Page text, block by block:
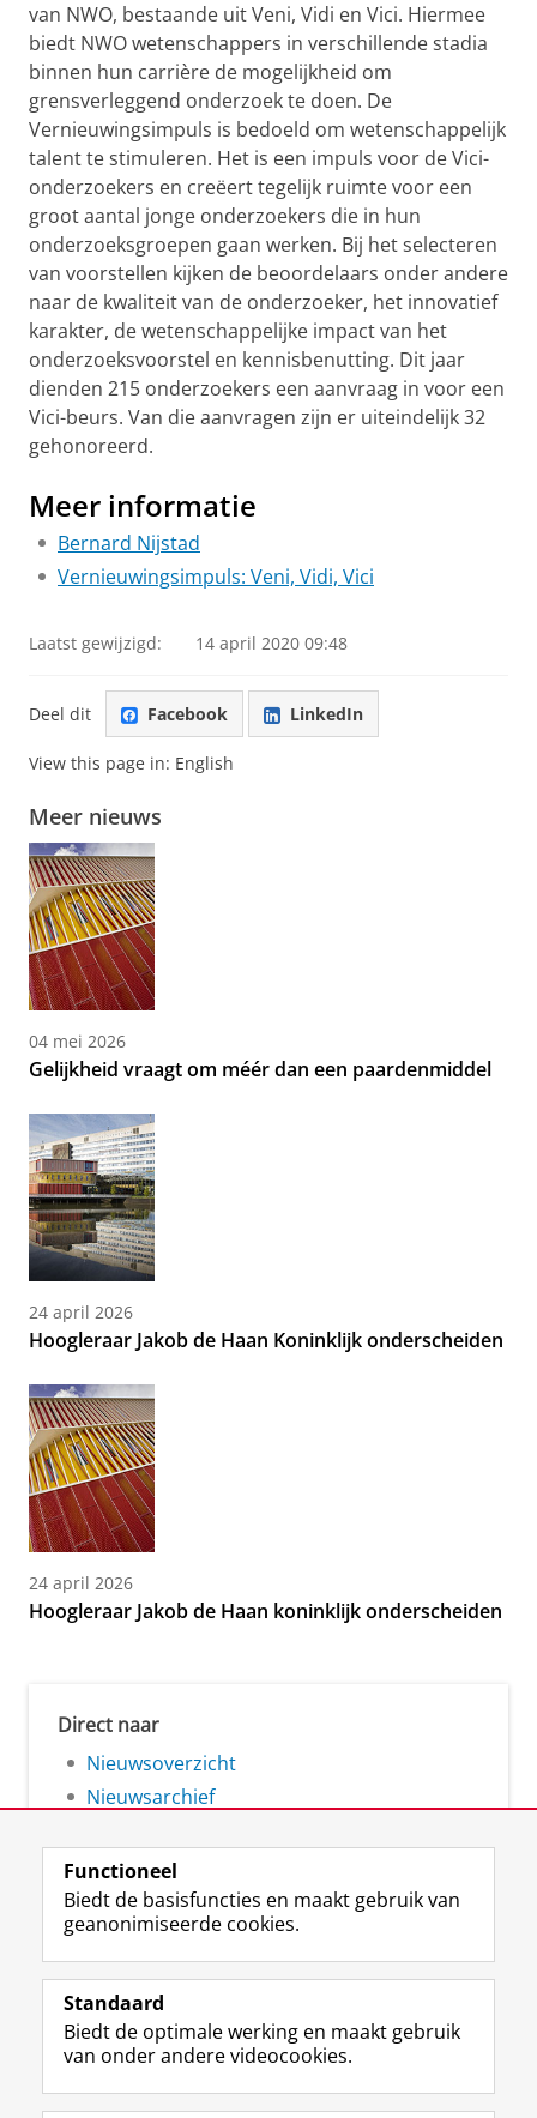
van NWO, bestaande uit Veni, Vidi en Vici. Hiermee
biedt NWO wetenschappers in verschillende stadia
binnen hun carrière de mogelijkheid om
grensverleggend onderzoek te doen. De
Vernieuwingsimpuls is bedoeld om wetenschappelijk
talent te stimuleren. Het is een impuls voor de Vici-
onderzoekers en creëert tegelijk ruimte voor een
groot aantal jonge onderzoekers die in hun
onderzoeksgroepen gaan werken. Bij het selecteren
van voorstellen kijken de beoordelaars onder andere
naar de kwaliteit van de onderzoeker, het innovatief
karakter, de wetenschappelijke impact van het
onderzoeksvoorstel en kennisbenutting. Dit jaar
dienden 215 onderzoekers een aanvraag in voor een
Vici-beurs. Van die aanvragen zijn er uiteindelijk 32
gehonoreerd.
Meer informatie
Bernard Nijstad
Vernieuwingsimpuls: Veni, Vidi, Vici
Laatst gewijzigd: 14 april 2020 09:48
Deel dit Facebook LinkedIn
View this page in: English
Meer nieuws
04 mei 2026
Gelijkheid vraagt om méér dan een paardenmiddel
24 april 2026
Hoogleraar Jakob de Haan Koninklijk onderscheiden
24 april 2026
Hoogleraar Jakob de Haan koninklijk onderscheiden
Direct naar
Nieuwsoverzicht
Nieuwsarchief
Volg de RUG
F
a
e
b
o
L
i
k
e
I
R
S
-
f
e
I
n
t
r
Y
o
T
e
Studiekiezers
Functioneel
Biedt de basisfuncties en maakt gebruik van
geanonimiseerde cookies.
Standaard
Biedt de optimale werking en maakt gebruik
van onder andere videocookies.